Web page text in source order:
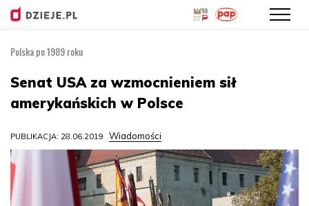
treści
Polska po 1989 roku
Senat USA za wzmocnieniem sił
amerykańskich w Polsce
PUBLIKACJA: 28.06.2019 Wiadomości